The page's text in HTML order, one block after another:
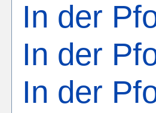
In der
In der
In der